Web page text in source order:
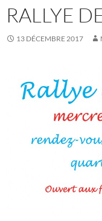
RALLYE
13 DÉCEMBRE 2017